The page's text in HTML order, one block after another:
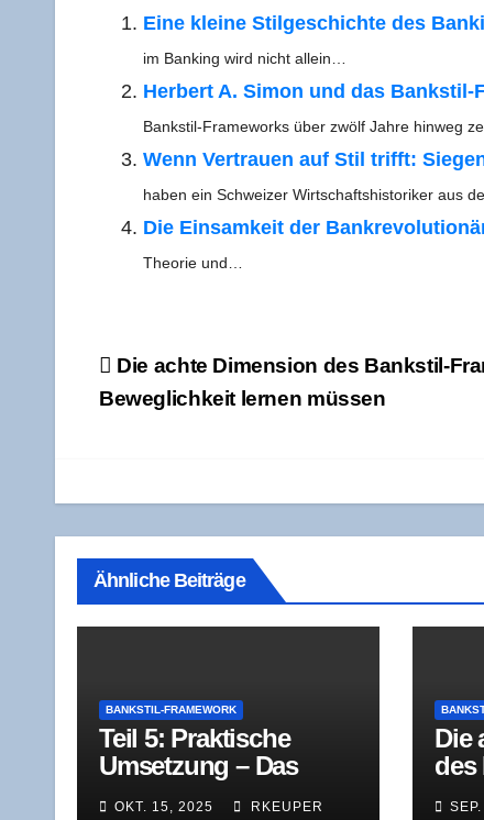
Eine klei­ne Stil­ge­schich­te des
im Ban­king wird nicht allein…
Her­bert A. Simon und das
Ban­k­­stil-Frame­­works über zwölf Jah­re hin­weg
Wenn Ver­trau­en auf Stil trifft:
haben ein Schwei­zer Wirt­schafts­his­to­ri­ker aus
Die Ein­sam­keit der
Theo­rie und…
Beitragsnavigation
Die ach­te Dimen­si­on des Bank­stil-
Beweg­lich­keit ler­nen müssen
Ähnliche Beiträge
BANKSTIL-FRAMEWORK
Teil 5: Prak­ti­sche
Umset­zung – Das
OKT. 15, 2025 RKEUPER
Die
des